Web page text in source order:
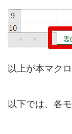
以上が本マク
以下では、各